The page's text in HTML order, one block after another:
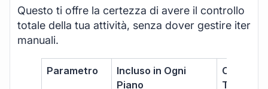
Questo ti offre la certezza di avere il controllo
totale della tua attività, senza dover gestire iter
manuali.
Parametro
Incluso in Ogni
Piano